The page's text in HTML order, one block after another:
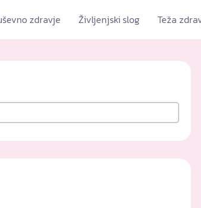
zdravje Življenjski slog Teža